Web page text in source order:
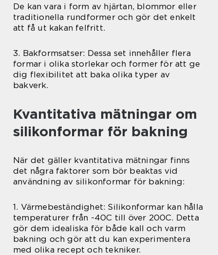
De kan vara i form av hjärtan, blommor eller
traditionella rundformer och gör det enkelt
att få ut kakan felfritt.
3. Bakformsatser: Dessa set innehåller flera
formar i olika storlekar och former för att ge
dig flexibilitet att baka olika typer av
bakverk.
Kvantitativa mätningar om
silikonformar för bakning
När det gäller kvantitativa mätningar finns
det några faktorer som bör beaktas vid
användning av silikonformar för bakning:
1. Värmebeständighet: Silikonformar kan hålla
temperaturer från -40C till över 200C. Detta
gör dem idealiska för både kall och varm
bakning och gör att du kan experimentera
med olika recept och tekniker.